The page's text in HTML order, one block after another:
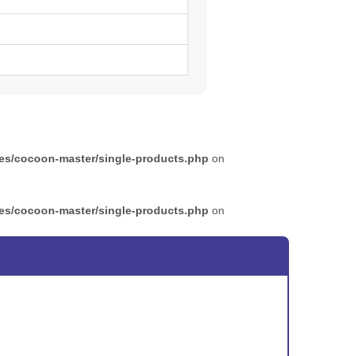
cocoon-master/single-products.php on
cocoon-master/single-products.php on